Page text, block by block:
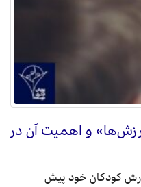
و اهمیت آن در
کودکان خود پیش